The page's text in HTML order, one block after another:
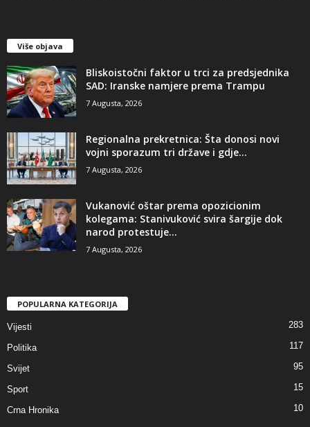
Više objava
​Bliskoistočni faktor u trci za predsjednika
SAD: Iranske namjere prema Trampu
7 Augusta, 2026
​Regionalna prekretnica: Šta donosi novi
vojni sporazum tri države i gdje...
7 Augusta, 2026
Vukanović oštar prema opozicionim
kolegama: Stanivuković svira šargije dok
narod protestuje...
7 Augusta, 2026
POPULARNA KATEGORIJA
Vijesti 283
Politika 117
Svijet 95
Sport 15
Crna Hronika 10